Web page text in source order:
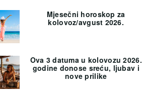
Mjesečni horoskop za
kolovoz/avgust 2026.
Ova 3 datuma u kolovozu 2026.
godine donose sreću, ljubav i
nove prilike